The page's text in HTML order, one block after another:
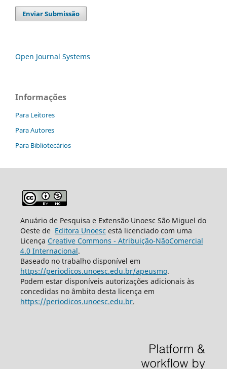
Enviar Submissão
Open Journal Systems
Informações
Para Leitores
Para Autores
Para Bibliotecários
Anuário de Pesquisa e Extensão Unoesc São Miguel do
Oeste de Editora Unoesc está licenciado com uma
Licença Creative Commons - Atribuição-NãoComercial
4.0 Internacional.
Baseado no trabalho disponível em
https://periodicos.unoesc.edu.br/apeusmo.
Podem estar disponíveis autorizações adicionais às
concedidas no âmbito desta licença em
https://periodicos.unoesc.edu.br.